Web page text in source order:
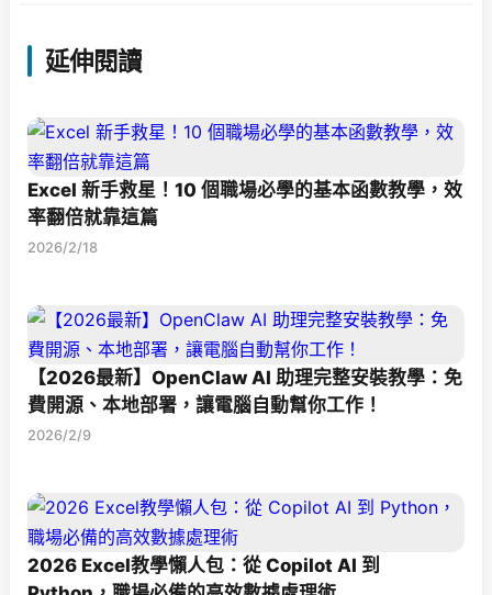
延伸閱讀
Excel 新手救星！10 個職場必學的基本函數教學，效
率翻倍就靠這篇
2026/2/18
【2026最新】OpenClaw AI 助理完整安裝教學：免
費開源、本地部署，讓電腦自動幫你工作！
2026/2/9
2026 Excel教學懶人包：從 Copilot AI 到